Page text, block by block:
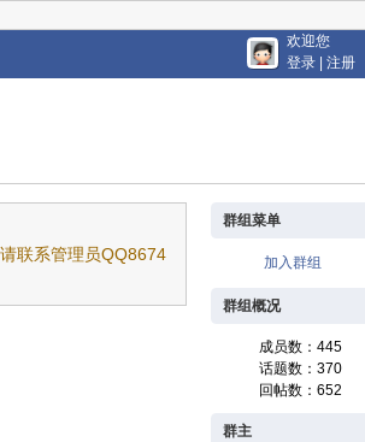
欢迎您
登录
注册
联系管理员QQ8674
群组菜单
加入群组
群组概况
成员数：445
话题数：370
回帖数：652
群主